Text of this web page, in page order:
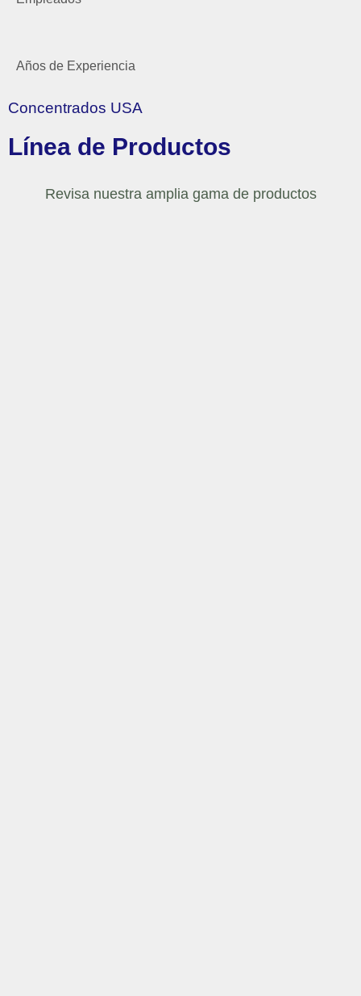
Años de Experiencia
Concentrados USA
Línea de Productos
Revisa nuestra amplia gama de productos